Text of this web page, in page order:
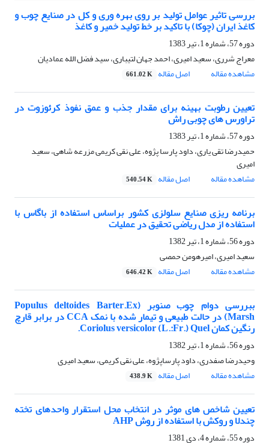
بررسی تاثیر عوامل تولید بر روی بهره وری و کل در صنایع چوب و
کاغذ ایران (چوکا) با تاکید بر خط تولید خمیر و کاغذ
دوره 57، شماره 1، تیر 1383
معراج شرری، سعید امیری، احمد جهان لتیباری، سید فضل الله عمادیان
مشاهده مقاله
اصل مقاله 661.02 K
تعیین رطوبت بهینه برای مقدار جذب و عمق نفوذ کرئوزوت در
تراورس های چوبی راش
دوره 57، شماره 1، تیر 1383
حمیدرضا تقی یاری، داود پارسا پژوه، علی نقی کریمی مزرعه شاهی، سعید
امیری
مشاهده مقاله
اصل مقاله 540.54 K
برنامه ریزی صنایع سلولزی کشور براساس استفاده از باگاس با
استفاده از مدل ریاضی تحقیق در عملیات
دوره 56، شماره 1، تیر 1382
سعید امیری، امیرهومن حمصی
مشاهده مقاله
اصل مقاله 646.42 K
ببررسی دوام چوب صنوبر (Populus deltoides Barter.Ex
Marsh) در حالت طبیعی و تیمار شده با نمک CCA در برابر قارچ
رنگین کمان Coriolus versicolor (L.:Fr.) Quel.
دوره 56، شماره 1، تیر 1382
وحیدرضا صفدری، داود پارساپژوه، علی نقی کریمی، سعید امیری
مشاهده مقاله
اصل مقاله 438.9 K
تعیین شاخص های موثر در انتخاب محل استقرار واحدهای تخته
چندلا و روکش با استفاده از روش AHP
دوره 55، شماره 4، دی 1381